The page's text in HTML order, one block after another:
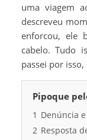
uma viagem
descreveu
enforcou, ele
cabelo. Tudo
passei por
Pipoque
1 Denúncia
2 Resposta